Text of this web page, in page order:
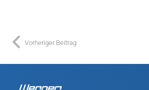
Vorheriger Beitrag